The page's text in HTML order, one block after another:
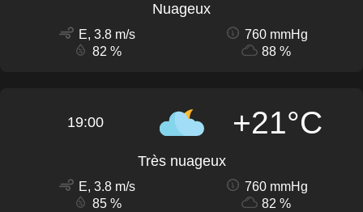
Nuageux
E, 3.8 m/s
760 mmHg
82 %
88 %
19:00 +21°C
Très nuageux
E, 3.8 m/s
760 mmHg
85 %
82 %